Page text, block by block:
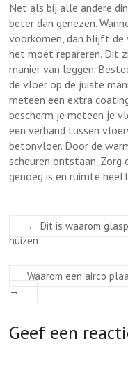
Net als bij alle andere
beter dan genezen.
voorkomen, dan blijft de
het moet repareren. Dit
manier van leggen.
de vloer op de juiste
meteen een extra
bescherm je meteen je
een verband tussen
betonvloer. Door de
scheuren ontstaan.
genoeg is en ruimte
← Dit is waarom
huizen
Waarom een airco
→
Geef een